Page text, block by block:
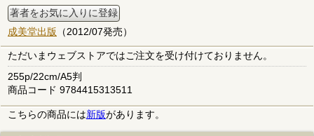
著者をお気に入りに登録
成美堂出版 （2012/07発売）
ただいまウェブストアではご注文を受け付けておりません。
255p/22cm/A5判
商品コード 9784415313511
こちらの商品には新版があります。